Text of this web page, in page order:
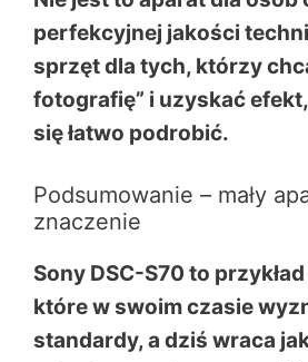
perfekcyjnej jakości
sprzęt dla tych, którzy
fotografię” i uzyskać
się łatwo podrobić.
Podsumowanie – mały
znaczenie
Sony DSC-S70 to
które w swoim czasie
standardy, a dziś wraca